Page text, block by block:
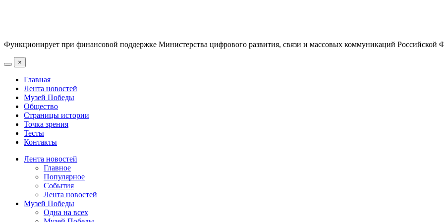
Функционирует при финансовой поддержке Министерства цифрового развития, связи и массовых коммуникаций Российской
×
Главная
Лента новостей
Музей Победы
Общество
Страницы истории
Точка зрения
Тесты
Контакты
Лента новостей
Главное
Популярное
События
Лента новостей
Музей Победы
Одна на всех